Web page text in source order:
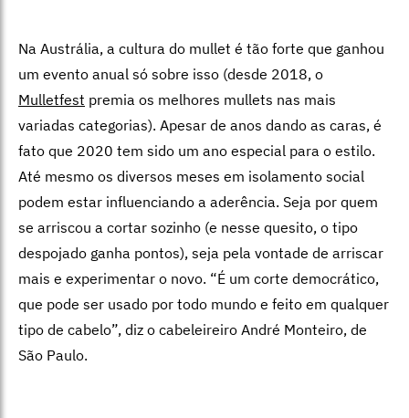
Na Austrália, a cultura do mullet é tão forte que ganhou
um evento anual só sobre isso (desde 2018, o
Mulletfest premia os melhores mullets nas mais
variadas categorias). Apesar de anos dando as caras, é
fato que 2020 tem sido um ano especial para o estilo.
Até mesmo os diversos meses em isolamento social
podem estar influenciando a aderência. Seja por quem
se arriscou a cortar sozinho (e nesse quesito, o tipo
despojado ganha pontos), seja pela vontade de arriscar
mais e experimentar o novo. “É um corte democrático,
que pode ser usado por todo mundo e feito em qualquer
tipo de cabelo”, diz o cabeleireiro André Monteiro, de
São Paulo.